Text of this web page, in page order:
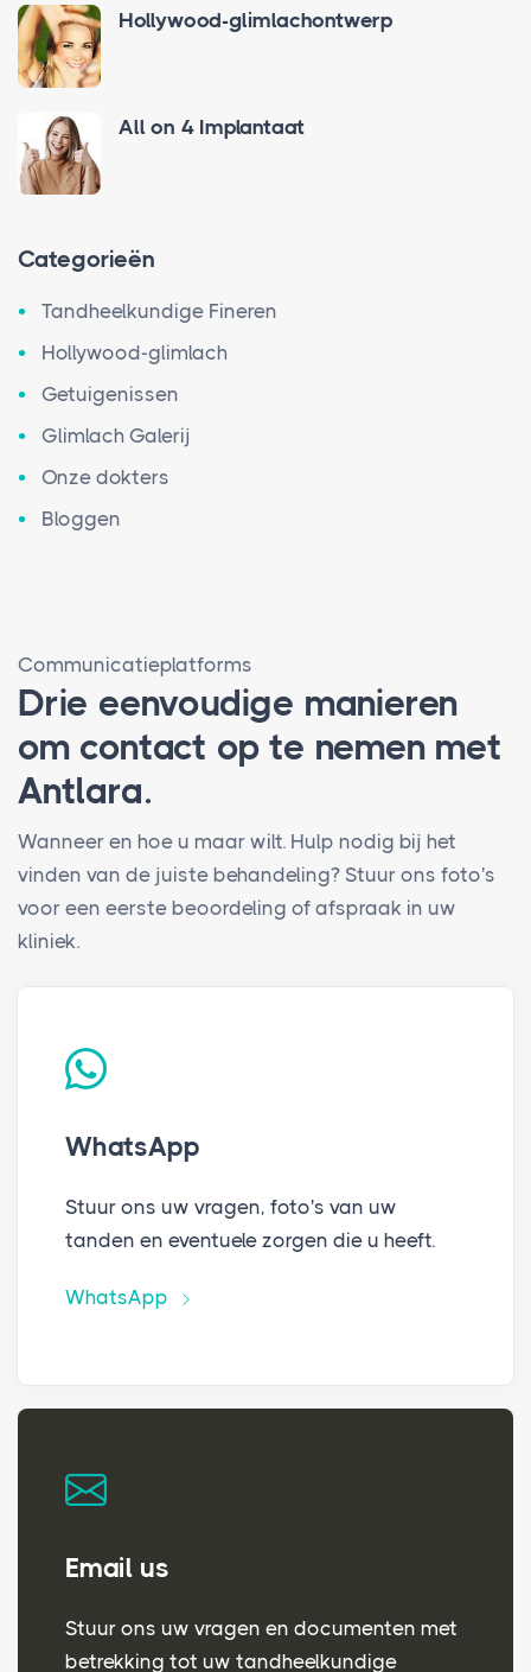
Hollywood-glimlachontwerp
All on 4 Implantaat
Categorieën
Tandheelkundige Fineren
Hollywood-glimlach
Getuigenissen
Glimlach Galerij
Onze dokters
Bloggen
Communicatieplatforms
Drie eenvoudige manieren
om contact op te nemen met
Antlara.
Wanneer en hoe u maar wilt. Hulp nodig bij het
vinden van de juiste behandeling? Stuur ons foto's
voor een eerste beoordeling of afspraak in uw
kliniek.
WhatsApp
Stuur ons uw vragen, foto's van uw
tanden en eventuele zorgen die u heeft.
WhatsApp
Email us
Stuur ons uw vragen en documenten met
betrekking tot uw tandheelkundige